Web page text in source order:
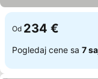
Od 234 €
Pogledaj cene sa 7